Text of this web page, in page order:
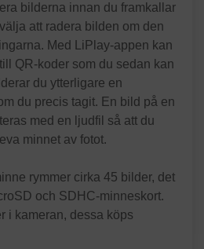
bilderna innan du framkallar
att radera bilden om den
Med LiPlay-appen kan
QR-koder som du sedan kan
du ytterligare en
du precis tagit. En bild på en
med en ljudfil så att du
minnet av fotot.
rymmer cirka 45 bilder, det
och SDHC-minneskort.
i kameran, dessa köps